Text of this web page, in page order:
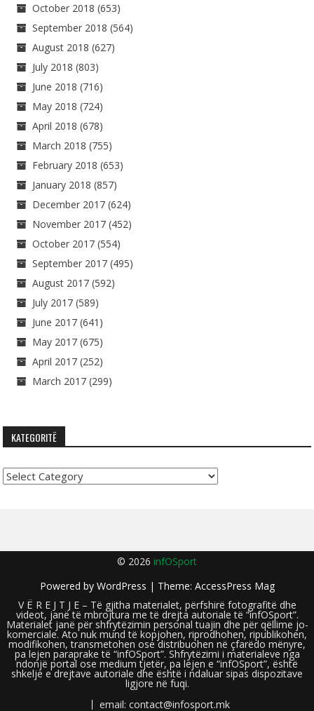
October 2018 (653)
September 2018 (564)
August 2018 (627)
July 2018 (803)
June 2018 (716)
May 2018 (724)
April 2018 (678)
March 2018 (755)
February 2018 (653)
January 2018 (857)
December 2017 (624)
November 2017 (452)
October 2017 (554)
September 2017 (495)
August 2017 (592)
July 2017 (589)
June 2017 (641)
May 2017 (675)
April 2017 (252)
March 2017 (299)
KATEGORITË
Kategoritë
© 2026 infOSport
Powered by WordPress | Theme: AccessPress Mag
V Ë R E J T J E – Të gjitha materialet, përfshirë fotografitë dhe
videot, janë të mbrojtura me të drejta autoriale të “infOSport”.
Materialet janë për shfrytëzimin personal tuajin dhe për qëllime jo-
komerciale. Ato nuk mund të kopjohen, riprodhohen, ripublikohen,
modifikohen, transmetohen ose distribuohen në çfarëdo mënyre,
pa lejen paraprake të “infOSport”. Shfrytëzimi i materialeve nga
ndonjë portal ose medium tjetër, pa lejen e “infOSport”, është
shkelje e drejtave autoriale dhe është i ndaluar sipas dispozitave
ligjore në fuqi.
email: contact@infosport.mk